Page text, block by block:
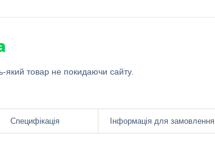
який товар не покидаючи сайту.
Специфікація Інформація для замовлення